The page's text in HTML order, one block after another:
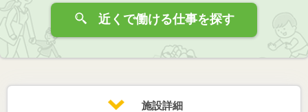
近くで働ける仕事を探す
施設詳細